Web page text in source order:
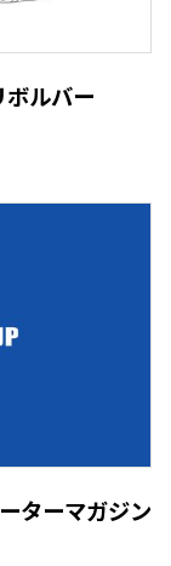
ルバー
ターマガジン